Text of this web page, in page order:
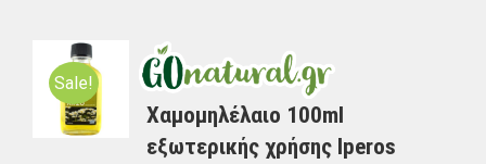
Sale!
Χαμομηλέλαιο 100ml
εξωτερικής χρήσης Iperos